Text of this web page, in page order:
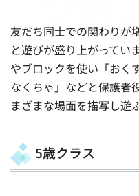
友だち同士での関わりが
と遊びが盛り上がってい
やブロックを使い「おく
なくちゃ」などと保護者
まざまな場面を描写し遊
5歳クラス